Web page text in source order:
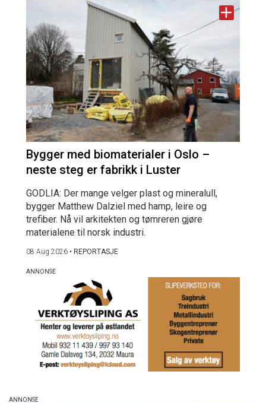
Bygger med biomaterialer i Oslo –
neste steg er fabrikk i Luster
GODLIA: Der mange velger plast og mineralull,
bygger Matthew Dalziel med hamp, leire og
trefiber. Nå vil arkitekten og tømreren gjøre
materialene til norsk industri.
08 Aug 2026 • REPORTASJE